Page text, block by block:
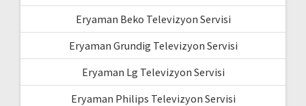
Eryaman Beko Televizyon Servisi
Eryaman Grundig Televizyon Servisi
Eryaman Lg Televizyon Servisi
Eryaman Philips Televizyon Servisi